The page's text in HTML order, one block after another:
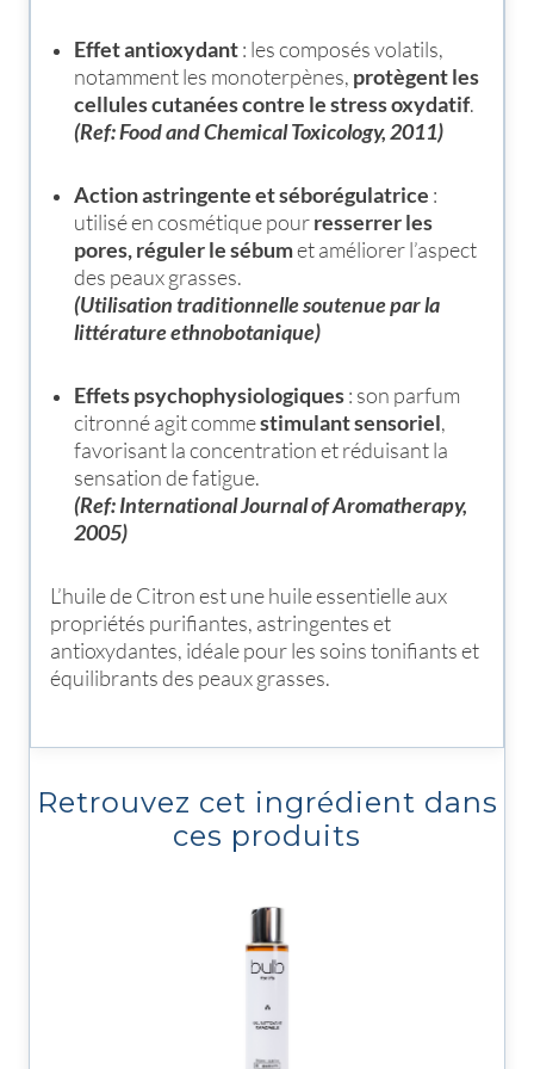
Effet antioxydant: les composés volatils,
notamment les monoterpènes, protègent les
cellules cutanées contre le stress oxydatif.
(Ref: Food and Chemical Toxicology, 2011)
Action astringente et séborégulatrice :
utilisé en cosmétique pourresserrer les
pores, réguler le sébumet améliorer l’aspect
des peaux grasses.
(Utilisation traditionnelle soutenue par la
littérature ethnobotanique)
Effets psychophysiologiques: son parfum
citronné agit commestimulant sensoriel,
favorisant la concentration et réduisant la
sensation de fatigue.
(Ref: International Journal of Aromatherapy,
2005)
L’huile de Citron est une huile essentielle aux
propriétés purifiantes, astringentes et
antioxydantes, idéale pour les soins tonifiants et
équilibrants des peaux grasses.
Retrouvez cet ingrédient dans
ces produits